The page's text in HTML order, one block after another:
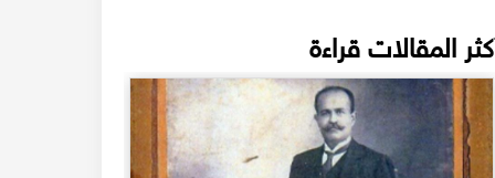
المقالات قراءة